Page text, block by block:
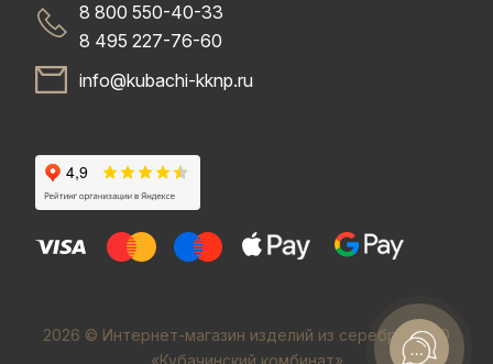
8 800 550-40-33
8 495 227-76-60
info@kubachi-kknp.ru
2026 © Интернет-магазин изделий из серебра. ООО
«Кубачинский комбинат»